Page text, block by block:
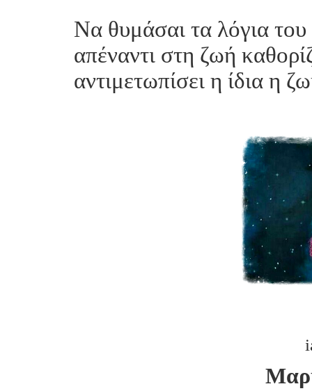
Να θυμάσαι τα λόγια
απέναντι στη ζωή
αντιμετωπίσει η ίδια η